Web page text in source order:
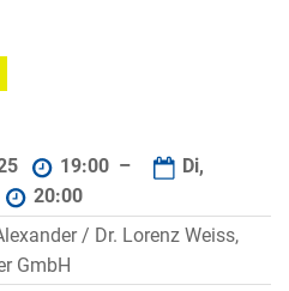
19:00 –
Di,
20:00
/ Dr. Lorenz Weiss,
GmbH